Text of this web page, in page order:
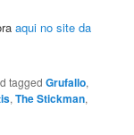
aqui no site da
taggedGrufallo,
,The Stickman,